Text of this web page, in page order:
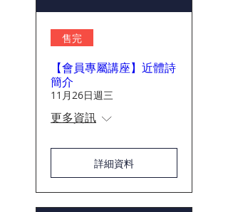
售完
【會員專屬講座】近體詩
簡介
11月26日週三
更多資訊
詳細資料